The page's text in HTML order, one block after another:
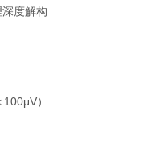
度解构
）